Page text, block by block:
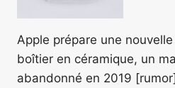
Apple prépare une
boîtier en céramique, un
abandonné en 2019